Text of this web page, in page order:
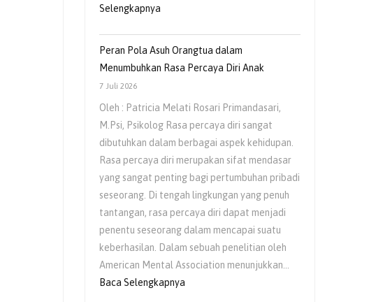
Selengkapnya
Peran Pola Asuh Orangtua dalam
Menumbuhkan Rasa Percaya Diri Anak
7 Juli 2026
Oleh : Patricia Melati Rosari Primandasari,
M.Psi, Psikolog Rasa percaya diri sangat
dibutuhkan dalam berbagai aspek kehidupan.
Rasa percaya diri merupakan sifat mendasar
yang sangat penting bagi pertumbuhan pribadi
seseorang. Di tengah lingkungan yang penuh
tantangan, rasa percaya diri dapat menjadi
penentu seseorang dalam mencapai suatu
keberhasilan. Dalam sebuah penelitian oleh
American Mental Association menunjukkan…
Baca Selengkapnya